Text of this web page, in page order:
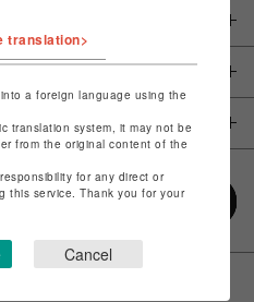
translation>
a foreign language using the
translation system, it may not be
from the original content of the
for any direct or
this service. Thank you for your
Cancel